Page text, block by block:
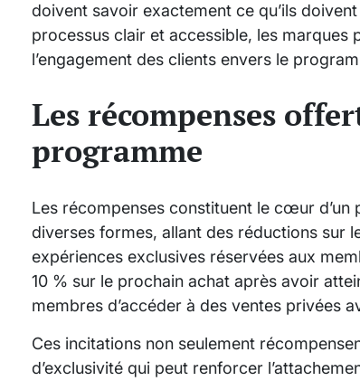
doivent savoir exactement ce qu’ils
processus clair et accessible, les
l’engagement des clients envers le
Les récompenses
programme
Les récompenses constituent le cœur
diverses formes, allant des réductions sur
expériences exclusives réservées aux
10 % sur le prochain achat après avoir
membres d’accéder à des ventes privées
Ces incitations non seulement
d’exclusivité qui peut renforcer